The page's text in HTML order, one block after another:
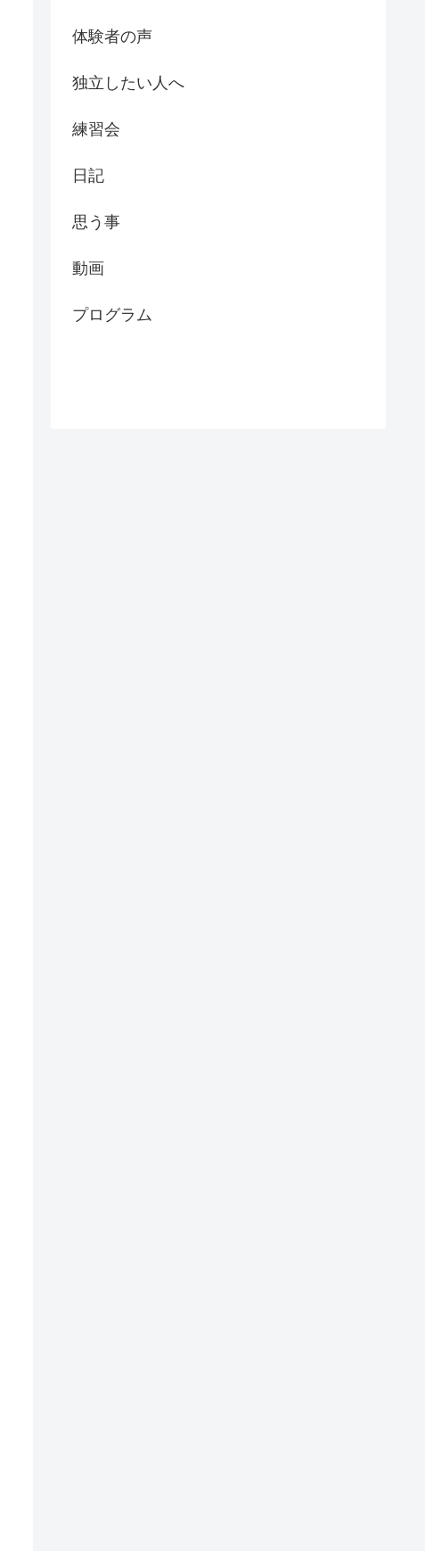
体験者の声
独立したい人へ
練習会
日記
思う事
動画
プログラム